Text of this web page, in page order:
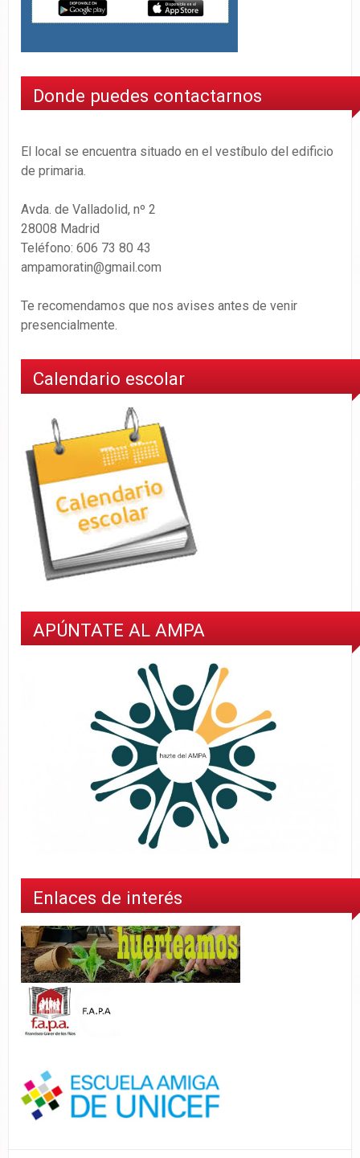
Donde puedes contactarnos
El local se encuentra situado en el vestíbulo del edificio
de primaria.
Avda. de Valladolid, nº 2
28008 Madrid
Teléfono: 606 73 80 43
ampamoratin@gmail.com
Te recomendamos que nos avises antes de venir
presencialmente.
Calendario escolar
APÚNTATE AL AMPA
Enlaces de interés